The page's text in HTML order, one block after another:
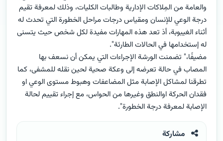
والعامة من المِلاكات الإدارية وطالبات الكليات، وذلك لمعرفة تقيم
درجة الوعي للإنسان ومقياس درجات مراحل الخطورة التي تحدث له
أثناء الغيبوبة، أذ تعد هذه المهارات مفيدة لكل شخص حيث يتسنى
له إستخدامها في الحالات الطارئة".
مضيفًا،" تضمنت الورشة الإجراءات التي يمكن أن نسعف بها
المصاب في حالة تعرضه إلى وعكة صحية لحين نقله للمشفى، كما
تطرقنا لمشاكل الإصابة مثل المضاعفات وهبوط مستوى الوعي او
فقدان الحركة اوالنطق وغيرها من الحواس، مع إجراء تقييم لحالة
الإصابة لمعرفة درجة الخطورة".
مشاركة